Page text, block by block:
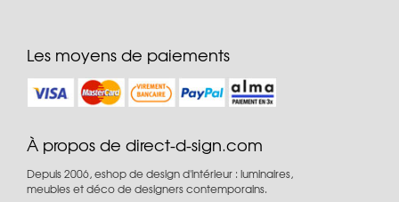
Les moyens de paiements
À propos de direct-d-sign.com
Depuis 2006, eshop de design d'intérieur : luminaires,
meubles et déco de designers contemporains.